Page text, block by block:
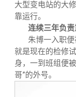
大型变电站的大
靠运行。
连续三年负
朱博一入职
就是现在的检修
身，一到班组便
哥”的外号。